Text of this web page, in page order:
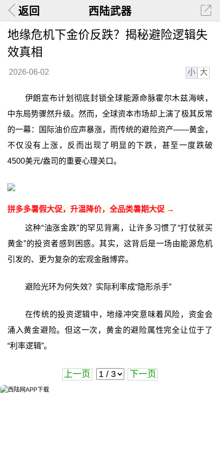
返回 西陆武器
地缘危机下金价反跌？揭秘避险逻辑失
效真相
2026-06-02 小 大
伊朗宣布计划彻底封锁全球能源命脉霍尔木兹海峡，
中东局势骤然升级。然而，全球资本市场却上演了极其反常
的一幕：国际油价应声暴涨，而传统的避险资产——黄金，
不仅没有上涨，反而出现了明显的下跌，甚至一度跌破
4500美元/盎司的重要心理关口。
拼多多暑假大促，升温降价，全品类暑期大促 →
这种“油涨金跌”的罕见背离，让许多习惯了“打仗就买
黄金”的投资者感到困惑。其实，这背后是一场由能源危机
引发的、更为复杂的宏观金融博弈。
避险光环为何失效？实际利率成“隐形杀手”
在传统的投资逻辑中，地缘冲突意味着风险，资金会
涌入黄金避险。但这一次，黄金的避险属性完全让位于了
“利率逻辑”。
上一页 下一页